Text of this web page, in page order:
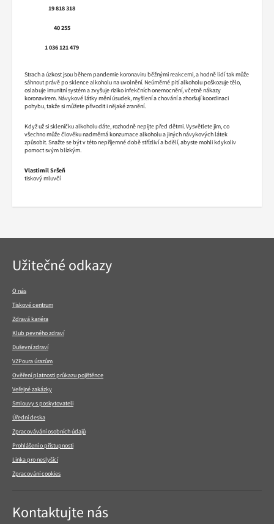
19 818 318
40 255
1 036 121 479
Strach a úzkost jsou během pandemie koronaviru běžnými reakcemi, a hodně lidí tak může
sáhnout právě po sklence alkoholu na uvolnění. Neúměrné pití alkoholu poškozuje tělo,
oslabuje imunitní systém a zvyšuje riziko infekčních onemocnění, včetně nákazy
koronavirem. Návykové látky mění úsudek, myšlení a chování a zhoršují koordinaci
pohybu, takže si můžete přivodit i nějaké zranění.
Když už si skleničku alkoholu dáte, rozhodně nepijte před dětmi. Vysvětlete jim, co
všechno může člověku nadměrná konzumace alkoholu a jiných návykových látek
způsobit. Snažte se být v této nepříjemné době střízliví a bdělí, abyste mohli kdykoliv
pomoct svým blízkým.
Vlastimil Sršeň
tiskový mluvčí
Navigace
v
Užitečné odkazy
O nás
Tiskové centrum
Zdravá kariéra
Klub pevného zdraví
Duševní zdraví
VZPoura úrazům
Ověření platnosti průkazu pojištěnce
Veřejné zakázky
Smlouvy s poskytovateli
Úřední deska
Zpracovávání osobních údajů
Prohlášení o přístupnosti
Linka pro neslyšící
Zpracování cookies
Kontaktujte nás